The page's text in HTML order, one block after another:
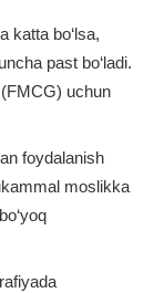
katta bo‘lsa,
past bo‘ladi.
uchun
foydalanish
moslikka